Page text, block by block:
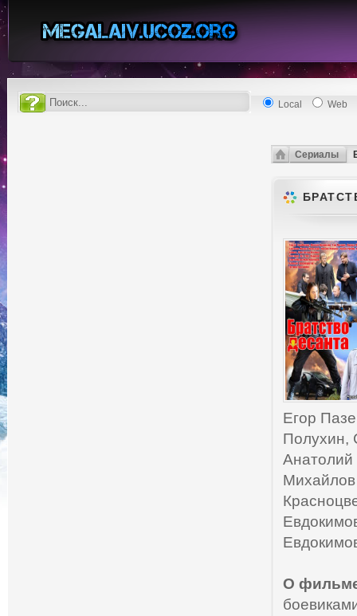
Local Web
Сериалы
Егор
Полухин,
Анатолий
О